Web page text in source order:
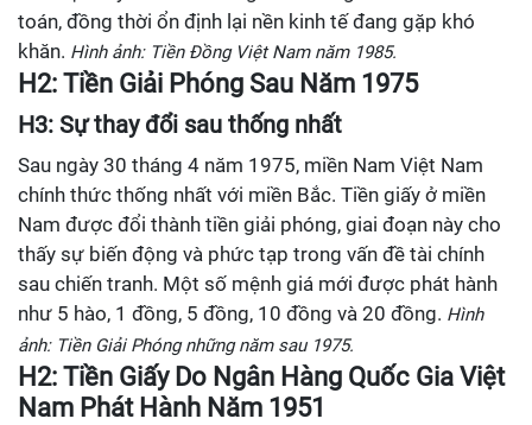
toán, đồng thời ổn định lại nền kinh tế đang gặp khó
khăn. Hình ảnh: Tiền Đồng Việt Nam năm 1985.
H2: Tiền Giải Phóng Sau Năm 1975
H3: Sự thay đổi sau thống nhất
Sau ngày 30 tháng 4 năm 1975, miền Nam Việt Nam
chính thức thống nhất với miền Bắc. Tiền giấy ở miền
Nam được đổi thành tiền giải phóng, giai đoạn này cho
thấy sự biến động và phức tạp trong vấn đề tài chính
sau chiến tranh. Một số mệnh giá mới được phát hành
như 5 hào, 1 đồng, 5 đồng, 10 đồng và 20 đồng. Hình
ảnh: Tiền Giải Phóng những năm sau 1975.
H2: Tiền Giấy Do Ngân Hàng Quốc Gia Việt
Nam Phát Hành Năm 1951